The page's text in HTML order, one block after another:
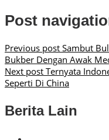
Post
Previous post Sambut
Bukber Dengan Awak
Next post Ternyata
Seperti Di China
Berita Lain